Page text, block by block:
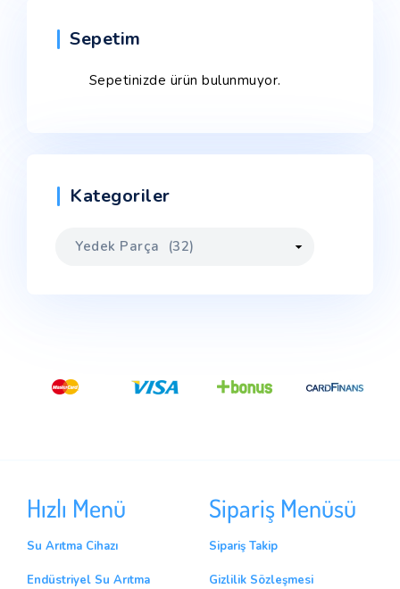
Sepetim
Sepetinizde ürün bulunmuyor.
Kategoriler
Hızlı Menü
Su Arıtma Cihazı
Endüstriyel Su Arıtma
Sipariş Menüsü
Sipariş Takip
Gizlilik Sözleşmesi